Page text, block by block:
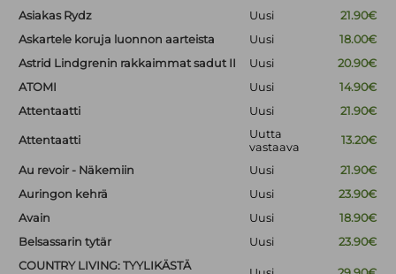
Asiakas Rydz
Uusi
21.90€
Askartele koruja luonnon aarteista
Uusi
18.00€
Astrid Lindgrenin rakkaimmat sadut II
Uusi
20.90€
ATOMI
Uusi
14.90€
Attentaatti
Uusi 21.90€
Attentaatti
Uutta
vastaava
13.20€
Au revoir - Näkemiin Uusi
21.90€
Auringon kehrä
Uusi
23.90€
Avain
Uusi
18.90€
Belsassarin tytär
Uusi
23.90€
COUNTRY LIVING: TYYLIKÄSTÄ